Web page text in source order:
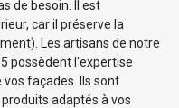
de besoin. Il est
car il préserve la
Les artisans de notre
possèdent l'expertise
façades. Ils sont
adaptés à vos